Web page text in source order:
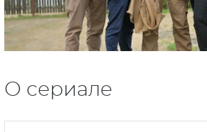
О сериале